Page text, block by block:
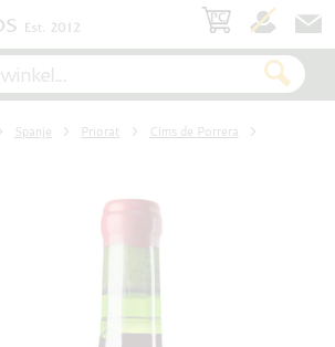
Spanje Priorat
Cims de Porrera